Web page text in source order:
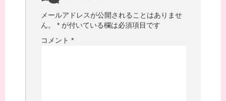
メールアドレスが公開されることはありませ
ん。
* が付いている欄は必須項目です
コメント *